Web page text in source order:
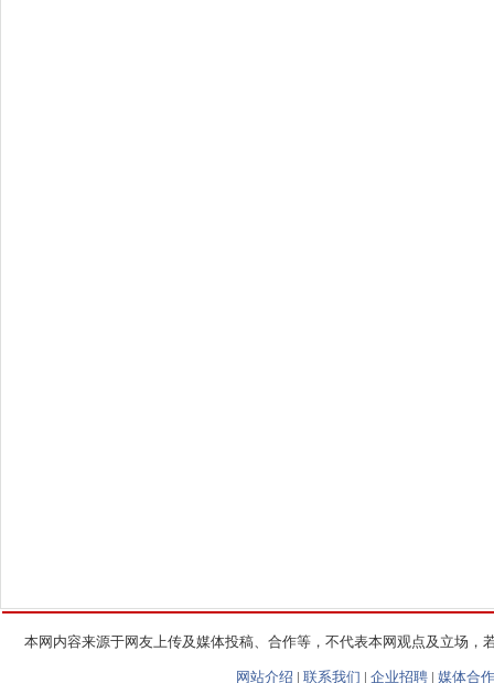
本网内容来源于网友上传及媒体投稿、合作等，不代表本网观点及立场
网站介绍 | 联系我们 | 企业招聘 | 媒体合作